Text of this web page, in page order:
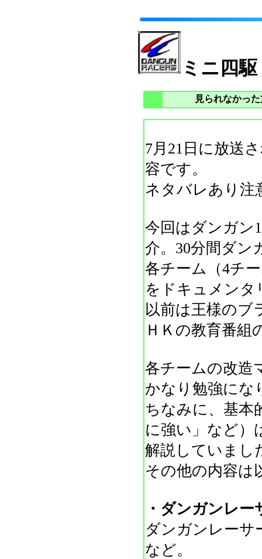
ミニ四
見られなかっ
7月21日に放送
容です。
ネタバレあり注
今回はダンガン
介。30分間ダン
各チーム（4チ
をドキュメンタ
以前は王様のブ
ＨＫの教育番組
各チームの改造
かなり勉強にな
ちなみに、基本
に強い」など
解説していまし
その他の内容は
・ダンガンレー
ダンガンレーサ
など。